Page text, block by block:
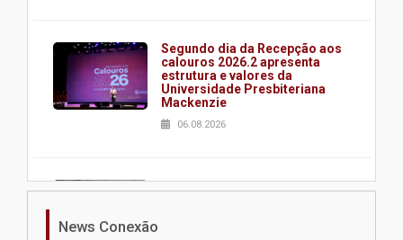
Segundo dia da Recepção aos
calouros 2026.2 apresenta
estrutura e valores da
Universidade Presbiteriana
Mackenzie
06.08.2026
Nova apresentação do Centro
News Conexão